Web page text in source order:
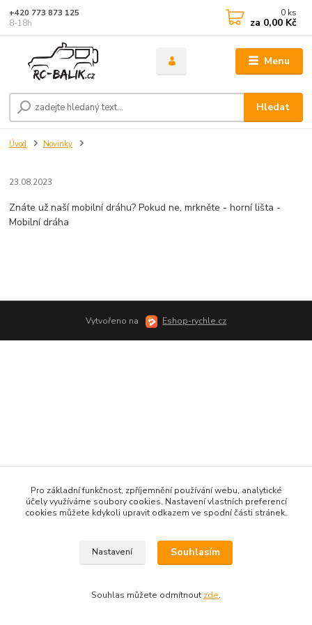
Menu
Hledat
+420 773 873 125
8-18h
0 ks
za 0,00 Kč
Úvod Novinky
23.08.2023
Znáte už naší mobilní dráhu? Pokud ne, mrkněte - horní lišta -
Mobilní dráha
Vytvořeno na Eshop-rychle.cz
Pro základní funkčnost, zpříjemnění používání webu, analytické
účely využíváme soubory cookies. Nastavení vlastních preferencí
cookies můžete kdykoli upravit odkazem ve spodní části stránek.
Nastavení Souhlasím
Souhlas můžete odmítnout zde.